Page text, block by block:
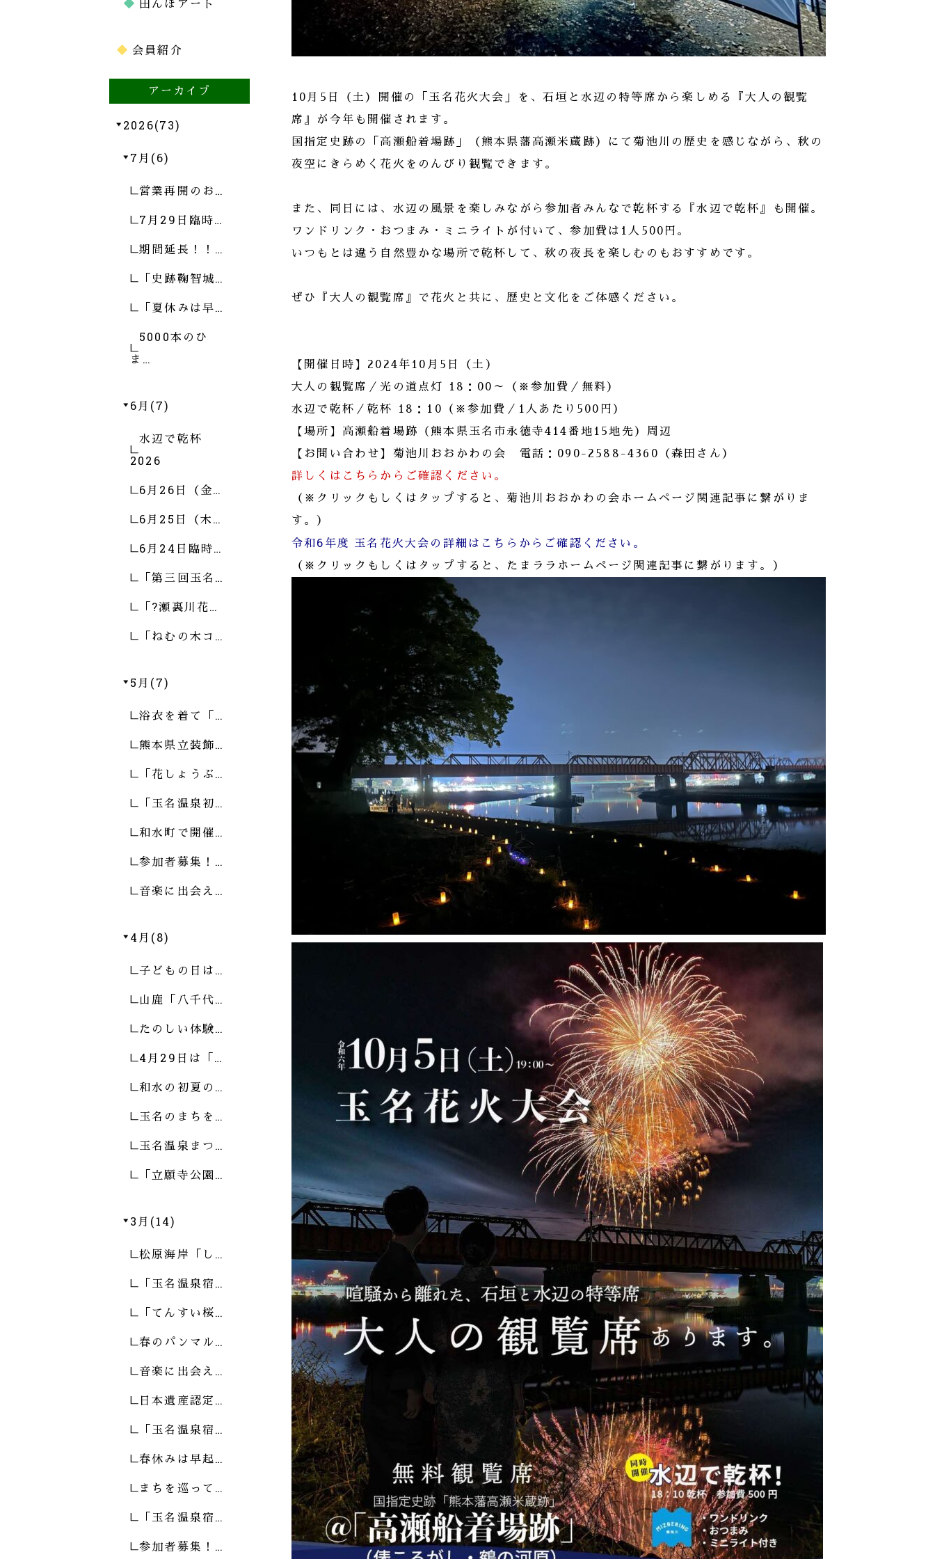
10月5日（土）開催の「玉名花火大会」を、石垣と水辺の特等席から楽しめる『大人の観覧
席』が今年も開催されます。
国指定史跡の「高瀬船着場跡」（熊本県藩高瀬米蔵跡）にて菊池川の歴史を感じながら、秋の
夜空にきらめく花火をのんびり観覧できます。
また、同日には、水辺の風景を楽しみながら参加者みんなで乾杯する『水辺で乾杯』も開催。
ワンドリンク・おつまみ・ミニライトが付いて、参加費は1人500円。
いつもとは違う自然豊かな場所で乾杯して、秋の夜長を楽しむのもおすすめです。
ぜひ『大人の観覧席』で花火と共に、歴史と文化をご体感ください。
【開催日時】2024年10月5日（土）
大人の観覧席／光の道点灯 18：00～（※参加費／無料）
水辺で乾杯／乾杯 18：10（※参加費／1人あたり500円）
【場所】高瀬船着場跡（熊本県玉名市永徳寺414番地15地先）周辺
【お問い合わせ】菊池川おおかわの会 電話：090-2588-4360（森田さん）
詳しくはこちらからご確認ください。
（※クリックもしくはタップすると、菊池川おおかわの会ホームページ関連記事に繋がりま
す。）
令和6年度 玉名花火大会の詳細はこちらからご確認ください。
（※クリックもしくはタップすると、たまララホームページ関連記事に繋がります。）
田んぼアート
会員紹介
アーカイブ
2026(73)
7月(6)
営業再開のお…
7月29日臨時…
期間延長！！…
「史跡鞠智城…
「夏休みは早…
5000本のひ
ま…
6月(7)
水辺で乾杯
2026
6月26日（金…
6月25日（木…
6月24日臨時…
「第三回玉名…
「?瀬裏川花…
「ねむの木コ…
5月(7)
浴衣を着て「…
熊本県立装飾…
「花しょうぶ…
「玉名温泉初…
和水町で開催…
参加者募集！…
音楽に出会え…
4月(8)
子どもの日は…
山鹿「八千代…
たのしい体験…
4月29日は「…
和水の初夏の…
玉名のまちを…
玉名温泉まつ…
「立願寺公園…
3月(14)
松原海岸「し…
「玉名温泉宿…
「てんすい桜…
春のパンマル…
音楽に出会え…
日本遺産認定…
「玉名温泉宿…
春休みは早起…
まちを巡って…
「玉名温泉宿…
参加者募集！…